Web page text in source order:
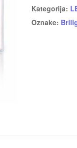
Kategorija:
Oznake: